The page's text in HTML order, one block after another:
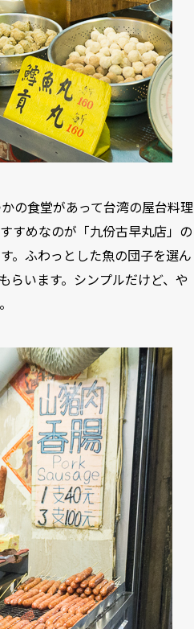
の食堂があって台湾の屋台料理
すめなのが「九份古早丸店」の
。ふわっとした魚の団子を選ん
らいます。シンプルだけど、や